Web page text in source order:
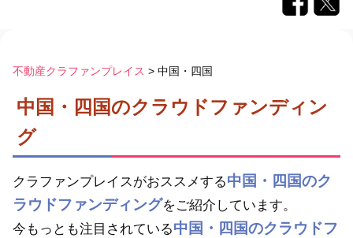
ン
ン
へ
キ
ッ
プ
不動産クラファンプレイス > 中国・四国
中国・四国のクラウドファンディン
グ
クラファンプレイスがおススメする中国・四国のク
ラウドファンディングをご紹介しています。
今もっとも注目されている中国・四国のクラウドフ